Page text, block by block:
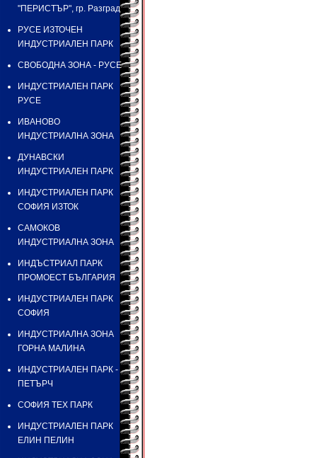
"ПЕРИСТЪР", гр. Разград
РУСЕ ИЗТОЧЕН
ИНДУСТРИАЛЕН ПАРК
СВОБОДНА ЗОНА - РУСЕ
ИНДУСТРИАЛЕН ПАРК
РУСЕ
ИВАНОВО
ИНДУСТРИАЛНА ЗОНА
ДУНАВСКИ
ИНДУСТРИАЛЕН ПАРК
ИНДУСТРИАЛЕН ПАРК
СОФИЯ ИЗТОК
САМОКОВ
ИНДУСТРИАЛНА ЗОНА
ИНДЪСТРИАЛ ПАРК
ПРОМОЕСТ БЪЛГАРИЯ
ИНДУСТРИАЛЕН ПАРК
СОФИЯ
ИНДУСТРИАЛНА ЗОНА
ГОРНА МАЛИНА
ИНДУСТРИАЛЕН ПАРК -
ПЕТЪРЧ
СОФИЯ ТЕХ ПАРК
ИНДУСТРИАЛЕН ПАРК
ЕЛИН ПЕЛИН